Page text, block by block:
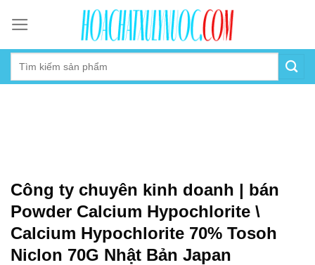
content
Công ty chuyên kinh doanh | bán
Powder Calcium Hypochlorite \
Calcium Hypochlorite 70% Tosoh
Niclon 70G Nhật Bản Japan